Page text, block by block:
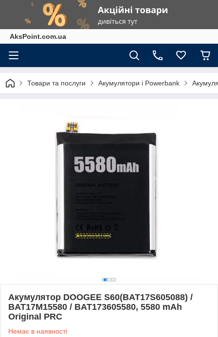
AksPoint.com.ua
Товари та послуги Акумулятори і Powerbank
Акумулятор DOOGEE S60(BAT17S605088) /
BAT17M15580 / BAT173605580, 5580 mAh
Original PRC
Немає в наявності